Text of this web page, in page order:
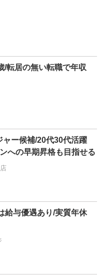
/転居の無い転職で年収
ャー候補/20代30代活躍
への早期昇格も目指せる
給与優遇あり/実質年休